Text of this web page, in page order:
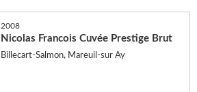
2008
Nicolas Francois Cuvée Prestige Brut
Billecart-Salmon, Mareuil-sur Ay